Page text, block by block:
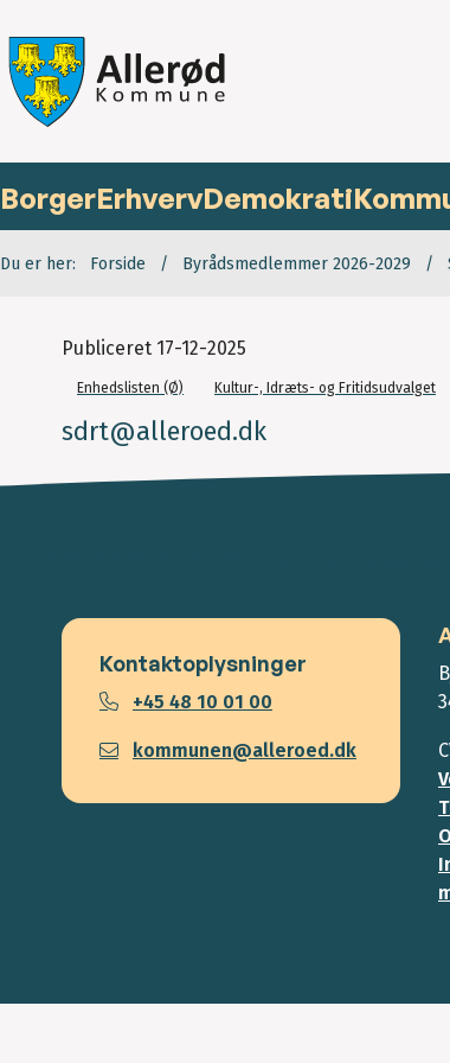
BorgerErhvervDemokrati
Du er her: Forside Byrådsmedlemmer 2026-2029
Publiceret 17-12-2025
Enhedslisten (Ø) Kultur-, Idræts- og Fritidsudvalget
sdrt@alleroed.dk
Kontaktoplysninger
+45 48 10 01 00
kommunen@alleroed.dk